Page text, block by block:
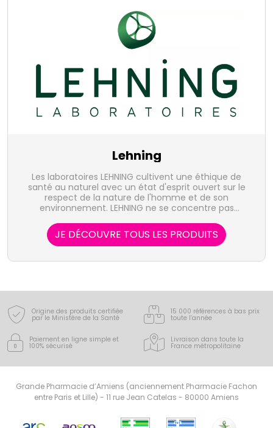
Lehning
Les laboratoires LEHNING cultivent une éthique de
santé au naturel avec un état d'esprit ouvert sur le
respect de la nature de l'homme et de son
environnement. LEHNING ne se concentre pas
l'individu dans sa globalité.
JE DÉCOUVRE TOUS LES PRODUITS
Origine des produits certifiée
par le Ministère de la Santé
15 000 références à bas prix
toute l’année
Paiement en ligne simple et
100% sécurisé
Livraison dans toute la
France métropolitaine
Grande Pharmacie d’Amiens (anciennement Pharmacie Fachon
entre Paris et Lille) - 11 rue Jean Catelas - 80000 Amiens